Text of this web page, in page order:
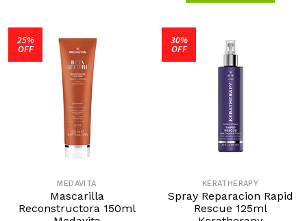
25%
OFF
MEDAVITA
Mascarilla
Reconstructora 150ml
30%
OFF
KERATHERAPY
Spray Reparacion Rapid
Rescue 125ml